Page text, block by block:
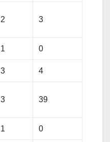
2 3
1 0
3 4
3 39
1 0